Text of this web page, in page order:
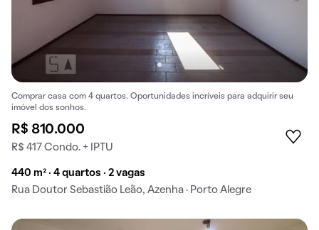
Comprar casa com 4 quartos. Oportunidades incríveis para adquirir seu
imóvel dos sonhos.
R$ 810.000
R$ 417 Condo. + IPTU
440 m² · 4 quartos · 2 vagas
Rua Doutor Sebastião Leão, Azenha · Porto Alegre